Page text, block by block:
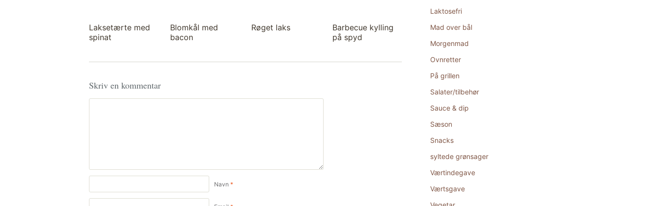
Laksetærte med
spinat
Blomkål med
bacon
Røget laks
Barbecue kylling
på spyd
Skriv en kommentar
Navn *
Laktosefri
Mad over bål
Morgenmad
Ovnretter
På grillen
Salater/tilbehør
Sauce & dip
Sæson
Snacks
syltede grønsager
Værtindegave
Værtsgave